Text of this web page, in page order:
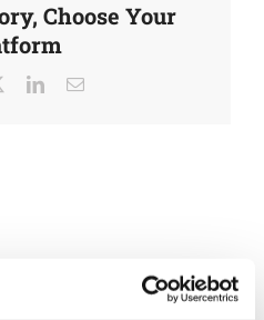
Choose Your
LinkedInEmail